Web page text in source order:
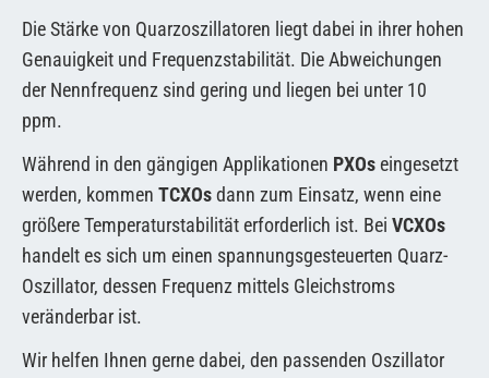
Die Stärke von Quarzoszillatoren liegt dabei in ihrer hohen
Genauigkeit und Frequenzstabilität. Die Abweichungen
der Nennfrequenz sind gering und liegen bei unter 10
ppm.
Während in den gängigen Applikationen PXOseingesetzt
werden, kommen TCXOsdann zum Einsatz, wenn eine
größere Temperaturstabilität erforderlich ist. Bei VCXOs
handelt es sich um einen spannungsgesteuerten Quarz-
Oszillator, dessen Frequenz mittels Gleichstroms
veränderbar ist.
Wir helfen Ihnen gerne dabei, den passenden Oszillator